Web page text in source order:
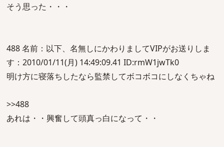
そう思った・・・
488 名前：以下、名無しにかわりましてVIPがお送りしま
す：2010/01/11(月) 14:49:09.41 ID:rmW1jwTk0
明け方に寝落ちしたなら監禁してボコボコにしなくちゃね
>>488
あれは・・興奮して頭真っ白になって・・